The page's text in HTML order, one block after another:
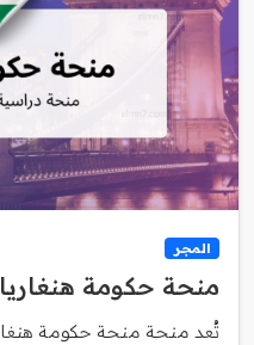
المجر
منحة حكومة هنغاريا